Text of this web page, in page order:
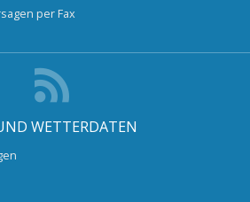
per Fax
WETTERDATEN